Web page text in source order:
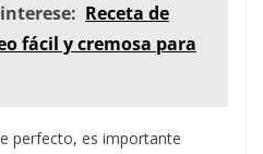
Receta de
fácil y cremosa para
perfecto, es importante